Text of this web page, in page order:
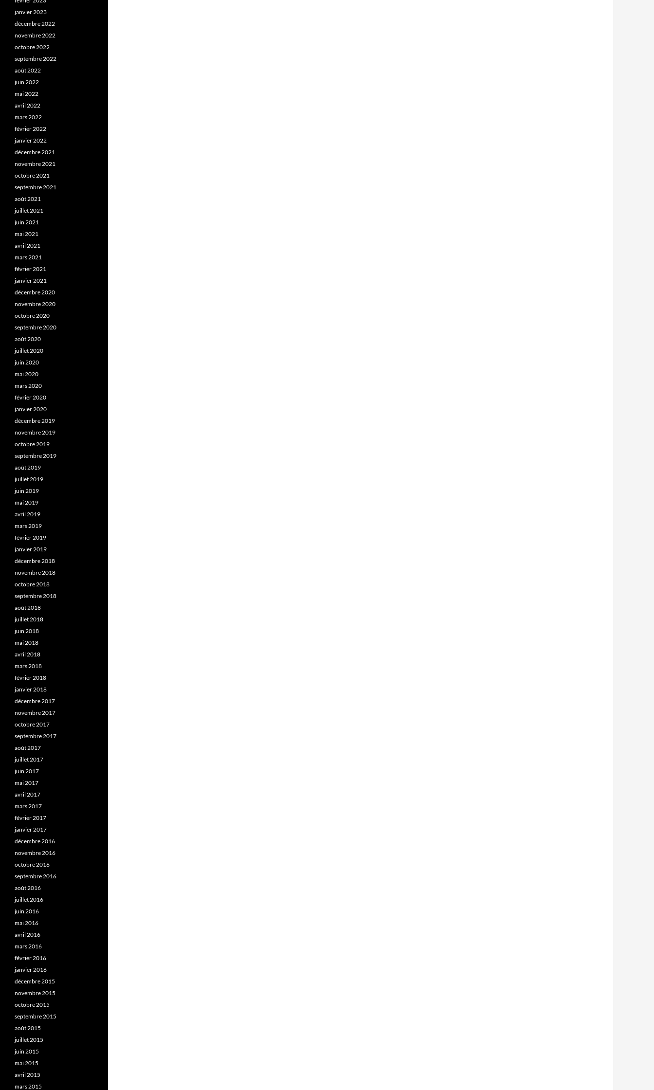
janvier 2023
décembre 2022
novembre 2022
octobre 2022
septembre 2022
août 2022
juin 2022
mai 2022
avril 2022
mars 2022
février 2022
janvier 2022
décembre 2021
novembre 2021
octobre 2021
septembre 2021
août 2021
juillet 2021
juin 2021
mai 2021
avril 2021
mars 2021
février 2021
janvier 2021
décembre 2020
novembre 2020
octobre 2020
septembre 2020
août 2020
juillet 2020
juin 2020
mai 2020
mars 2020
février 2020
janvier 2020
décembre 2019
novembre 2019
octobre 2019
septembre 2019
août 2019
juillet 2019
juin 2019
mai 2019
avril 2019
mars 2019
février 2019
janvier 2019
décembre 2018
novembre 2018
octobre 2018
septembre 2018
août 2018
juillet 2018
juin 2018
mai 2018
avril 2018
mars 2018
février 2018
janvier 2018
décembre 2017
novembre 2017
octobre 2017
septembre 2017
août 2017
juillet 2017
juin 2017
mai 2017
avril 2017
mars 2017
février 2017
janvier 2017
décembre 2016
novembre 2016
octobre 2016
septembre 2016
août 2016
juillet 2016
juin 2016
mai 2016
avril 2016
mars 2016
février 2016
janvier 2016
décembre 2015
novembre 2015
octobre 2015
septembre 2015
août 2015
juillet 2015
juin 2015
mai 2015
avril 2015
mars 2015